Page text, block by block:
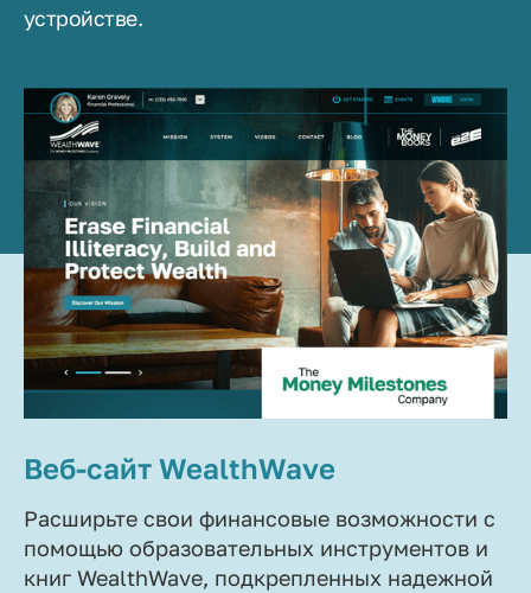
устройстве.
Веб-сайт WealthWave
Расширьте свои финансовые возможности с
помощью образовательных инструментов и
книг WealthWave, подкрепленных надежной